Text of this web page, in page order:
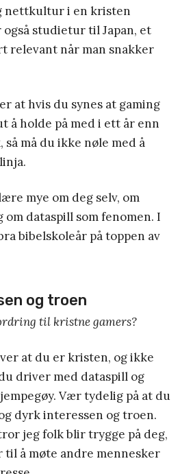
nettkultur i en kristen
studietur til Japan, et
relevant når man snakker
at hvis du synes at gaming
å holde på med i ett år enn
må du ikke nøle med å
mye om deg selv, om
dataspill som fenomen. I
bibelskoleår på toppen av
og troen
til kristne gamers?
at du er kristen, og ikke
driver med dataspill og
Vær tydelig på at du
dyrk interessen og troen.
jeg folk blir trygge på deg,
til å møte andre mennesker